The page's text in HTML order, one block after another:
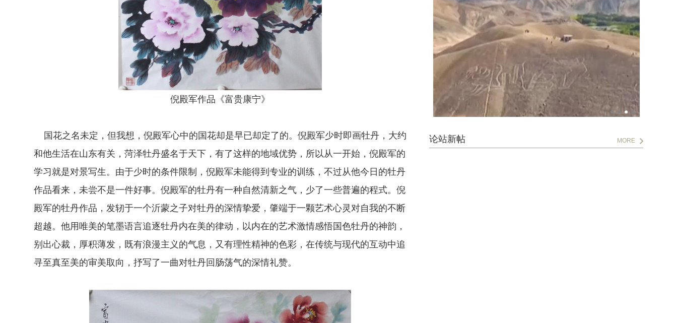
倪殿军作品《富贵康宁》
国花之名未定，但我想，倪殿军心中的国花却是早已却定了的。倪殿军少时即画牡丹，大约
和他生活在山东有关，菏泽牡丹盛名于天下，有了这样的地域优势，所以从一开始，倪殿军的
学习就是对景写生。由于少时的条件限制，倪殿军未能得到专业的训练，不过从他今日的牡丹
作品看来，未尝不是一件好事。倪殿军的牡丹有一种自然清新之气，少了一些普遍的程式。倪
殿军的牡丹作品，发轫于一个沂蒙之子对牡丹的深情挚爱，肇端于一颗艺术心灵对自我的不断
超越。他用唯美的笔墨语言追逐牡丹内在美的律动，以内在的艺术激情感悟国色牡丹的神韵，
别出心裁，厚积薄发，既有浪漫主义的气息，又有理性精神的色彩，在传统与现代的互动中追
寻至真至美的审美取向，抒写了一曲对牡丹回肠荡气的深情礼赞。
论站新帖 MORE